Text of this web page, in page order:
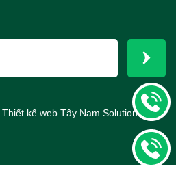
Thiết kế web Tây Nam Solutions